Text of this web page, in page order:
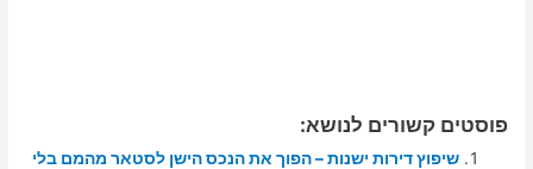
פוסטים קשורים לנושא:
שיפוץ דירות ישנות – הפוך את הנכס הישן לסטאר מהמם בלי